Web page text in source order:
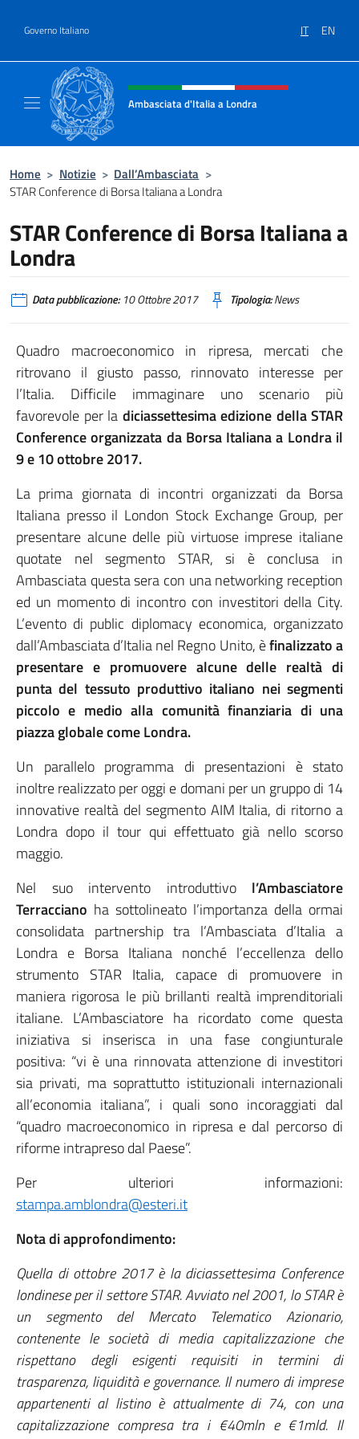
Governo Italiano IT EN
Intestazione sito, social e menù
Ambasciata d'Italia a Londra
Home > Notizie > Dall’Ambasciata >
STAR Conference di Borsa Italiana a Londra
STAR Conference di Borsa Italiana a
Londra
Data pubblicazione:10 Ottobre 2017 Tipologia:News
Quadro macroeconomico in ripresa, mercati che
ritrovano il giusto passo, rinnovato interesse per
l’Italia. Difficile immaginare uno scenario più
favorevole per la diciassettesima edizione della STAR
Conference organizzata da Borsa Italiana a Londra il
9 e 10 ottobre 2017.
La prima giornata di incontri organizzati da Borsa
Italiana presso il London Stock Exchange Group, per
presentare alcune delle più virtuose imprese italiane
quotate nel segmento STAR, si è conclusa in
Ambasciata questa sera con una networking reception
ed un momento di incontro con investitori della City.
L’evento di public diplomacy economica, organizzato
dall’Ambasciata d’Italia nel Regno Unito, èfinalizzato a
presentare e promuovere alcune delle realtà di
punta del tessuto produttivo italiano nei segmenti
piccolo e medio alla comunità finanziaria di una
piazza globale come Londra.
Un parallelo programma di presentazioni è stato
inoltre realizzato per oggi e domani per un gruppo di 14
innovative realtà del segmento AIM Italia, di ritorno a
Londra dopo il tour qui effettuato già nello scorso
maggio.
Nel suo intervento introduttivol’Ambasciatore
Terracciano ha sottolineato l’importanza della ormai
consolidata partnership tra l’Ambasciata d’Italia a
Londra e Borsa Italiana nonché l’eccellenza dello
strumento STAR Italia, capace di promuovere in
maniera rigorosa le più brillanti realtà imprenditoriali
italiane. L’Ambasciatore ha ricordato come questa
iniziativa si inserisca in una fase congiunturale
positiva: “vi è una rinnovata attenzione di investitori
sia privati, ma soprattutto istituzionali internazionali
all’economia italiana”, i quali sono incoraggiati dal
“quadro macroeconomico in ripresa e dal percorso di
riforme intrapreso dal Paese”.
Per ulteriori informazioni:
stampa.amblondra@esteri.it
Nota di approfondimento:
Quella di ottobre 2017 è la diciassettesima Conference
londinese per il settore STAR. Avviato nel 2001, lo STAR è
un segmento del Mercato Telematico Azionario,
contenente le società di media capitalizzazione che
rispettano degli esigenti requisiti in termini di
trasparenza, liquidità e governance. Il numero di imprese
appartenenti al listino è attualmente di 74, con una
capitalizzazione compresa tra i €40mln e €1mld. Il